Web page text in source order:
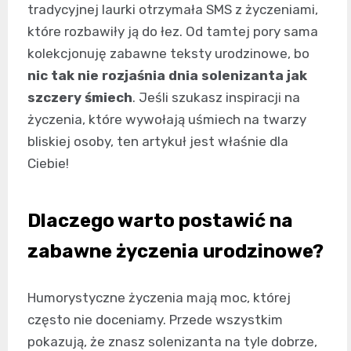
tradycyjnej laurki otrzymała SMS z życzeniami,
które rozbawiły ją do łez. Od tamtej pory sama
kolekcjonuję zabawne teksty urodzinowe, bo
nic tak nie rozjaśnia dnia solenizanta jak
szczery śmiech. Jeśli szukasz inspiracji na
życzenia, które wywołają uśmiech na twarzy
bliskiej osoby, ten artykuł jest właśnie dla
Ciebie!
Dlaczego warto postawić na
zabawne życzenia urodzinowe?
Humorystyczne życzenia mają moc, której
często nie doceniamy. Przede wszystkim
pokazują, że znasz solenizanta na tyle dobrze,